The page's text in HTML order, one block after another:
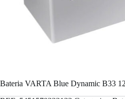
Bateria VARTA Blue Dynamic B33